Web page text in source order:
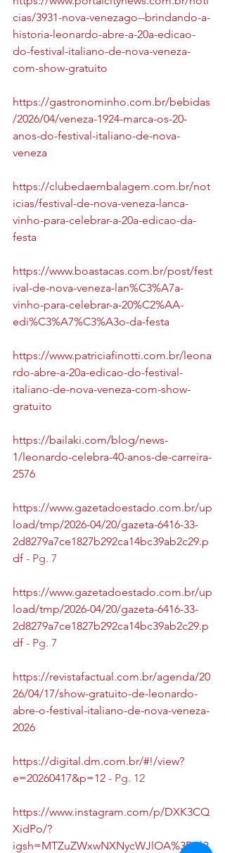
cias/3931-nova-venezago--brindando-a-
historia-leonardo-abre-a-20a-edicao-
do-festival-italiano-de-nova-veneza-
com-show-gratuito
https://gastronominho.com.br/bebidas
/2026/04/veneza-1924-marca-os-20-
anos-do-festival-italiano-de-nova-
veneza
https://clubedaembalagem.com.br/not
icias/festival-de-nova-veneza-lanca-
vinho-para-celebrar-a-20a-edicao-da-
festa
https://www.boastacas.com.br/post/fest
ival-de-nova-veneza-lan%C3%A7a-
vinho-para-celebrar-a-20%C2%AA-
edi%C3%A7%C3%A3o-da-festa
https://www.patriciafinotti.com.br/leona
rdo-abre-a-20a-edicao-do-festival-
italiano-de-nova-veneza-com-show-
gratuito
https://bailaki.com/blog/news-
1/leonardo-celebra-40-anos-de-carreira-
2576
https://www.gazetadoestado.com.br/up
load/tmp/2026-04/20/gazeta-6416-33-
2d8279a7ce1827b292ca14bc39ab2c29.p
df - Pg. 7
https://www.gazetadoestado.com.br/up
load/tmp/2026-04/20/gazeta-6416-33-
2d8279a7ce1827b292ca14bc39ab2c29.p
df - Pg. 7
https://revistafactual.com.br/agenda/20
26/04/17/show-gratuito-de-leonardo-
abre-o-festival-italiano-de-nova-veneza-
2026
https://digital.dm.com.br/#!/view?
e=20260417&p=12 - Pg. 12
https://www.instagram.com/p/DXK3CQ
XidPo/?
igsh=MTZuZWxwNXNycWJlOA%3D%3